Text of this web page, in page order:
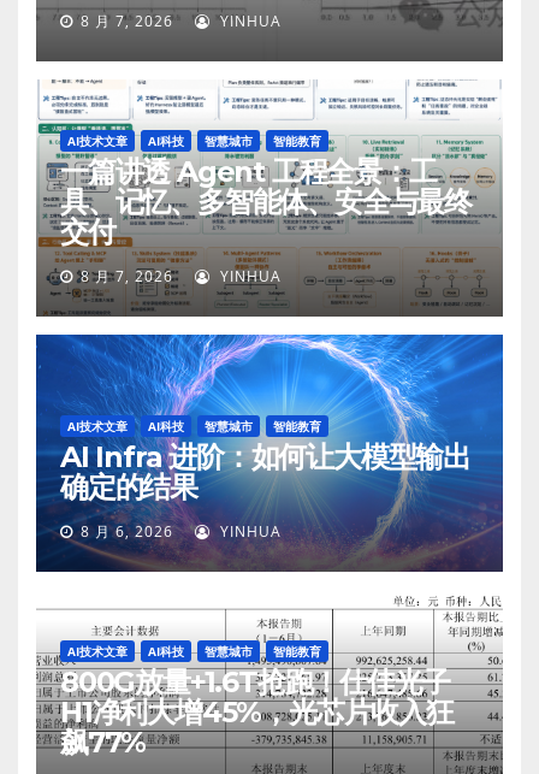
8 月 7, 2026 YINHUA
AI技术文章 AI科技 智慧城市 智能教育
一篇讲透 Agent 工程全景：工
具、记忆、多智能体、安全与最终
交付
8 月 7, 2026 YINHUA
AI技术文章 AI科技 智慧城市 智能教育
AI Infra 进阶：如何让大模型输出
确定的结果
8 月 6, 2026 YINHUA
AI技术文章 AI科技 智慧城市 智能教育
800G放量+1.6T抢跑！仕佳光子
H1净利大增45%，光芯片收入狂
飙77%